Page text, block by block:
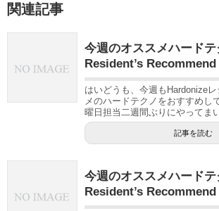
関連記事
今週のオススメハードテ
Resident’s Recommend
はいどうも、今週もHardonize
メのハードテクノをおすすめし
曜日担当二週間ぶりにやってま
記事を読む
今週のオススメハードテ
Resident’s Recommend